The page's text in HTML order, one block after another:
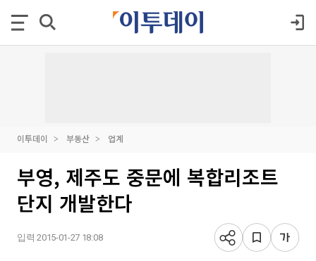
이투데이 부동산 업계
부영, 제주도 중문에 복합리조트
단지 개발한다
입력 2015-01-27 18:08